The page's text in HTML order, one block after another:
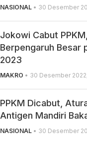
NASIONAL • 30 Desember
Jokowi Cabut
Berpengaruh Besar
2023
MAKRO • 30 Desember 2022,
PPKM Dicabut,
Antigen Mandiri
NASIONAL • 30 Desember